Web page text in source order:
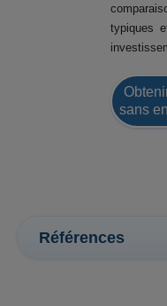
typiques
sans
Références